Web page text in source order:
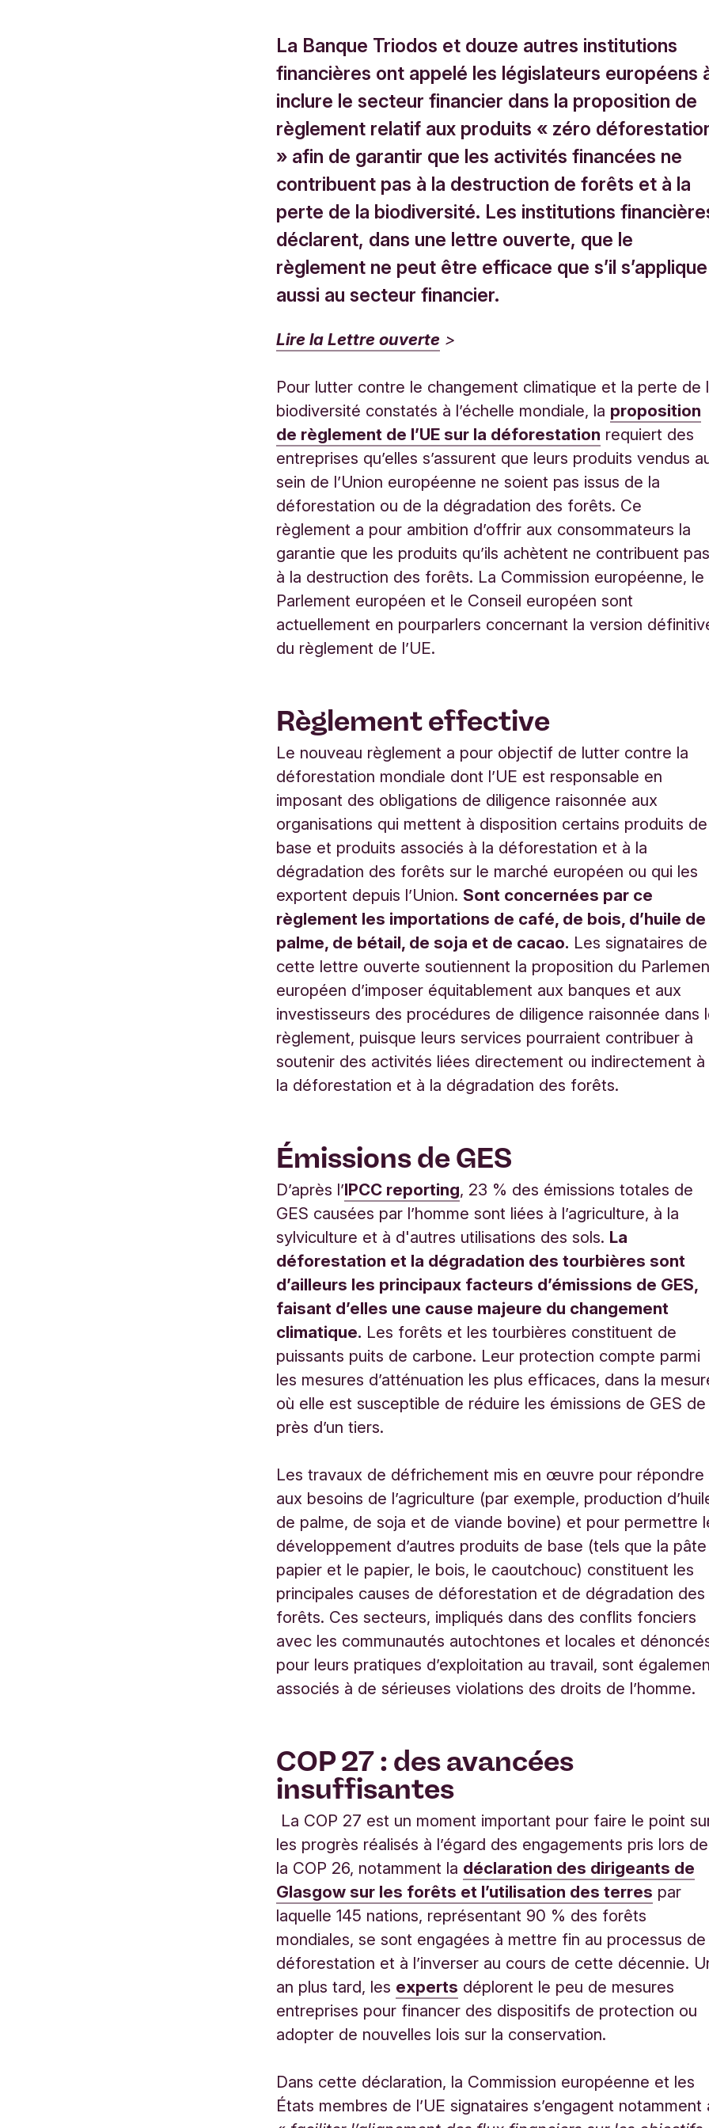
La Banque Triodos et douze autres institutions
financières ont appelé les législateurs européens
inclure le secteur financier dans la proposition de
règlement relatif aux produits « zéro
» afin de garantir que les activités financées ne
contribuent pas à la destruction de forêts et à la
perte de la biodiversité. Les institutions
déclarent, dans une lettre ouverte, que le
règlement ne peut être efficace que s’il s’applique
aussi au secteur financier.
Lire la Lettre ouverte >
Pour lutter contre le changement climatique et la perte de
biodiversité constatés à l’échelle mondiale, la proposition
de règlement de l’UE sur la déforestation requiert des
entreprises qu’elles s’assurent que leurs produits vendus
sein de l’Union européenne ne soient pas issus de la
déforestation ou de la dégradation des forêts. Ce
règlement a pour ambition d’offrir aux consommateurs la
garantie que les produits qu’ils achètent ne contribuent
à la destruction des forêts. La Commission européenne, le
Parlement européen et le Conseil européen sont
actuellement en pourparlers concernant la version
du règlement de l’UE.
Règlement effective
Le nouveau règlement a pour objectif de lutter contre la
déforestation mondiale dont l’UE est responsable en
imposant des obligations de diligence raisonnée aux
organisations qui mettent à disposition certains produits de
base et produits associés à la déforestation et à la
dégradation des forêts sur le marché européen ou qui les
exportent depuis l’Union. Sont concernées par ce
règlement les importations de café, de bois, d’huile de
palme, de bétail, de soja et de cacao. Les signataires de
cette lettre ouverte soutiennent la proposition du
européen d’imposer équitablement aux banques et aux
investisseurs des procédures de diligence raisonnée dans
règlement, puisque leurs services pourraient contribuer à
soutenir des activités liées directement ou indirectement à
la déforestation et à la dégradation des forêts.
Émissions de GES
D’après l’IPCC reporting, 23 % des émissions totales de
GES causées par l’homme sont liées à l’agriculture, à la
sylviculture et à d'autres utilisations des sols. La
déforestation et la dégradation des tourbières sont
d’ailleurs les principaux facteurs d’émissions de GES,
faisant d’elles une cause majeure du changement
climatique. Les forêts et les tourbières constituent de
puissants puits de carbone. Leur protection compte parmi
les mesures d’atténuation les plus efficaces, dans la
où elle est susceptible de réduire les émissions de GES de
près d’un tiers.
Les travaux de défrichement mis en œuvre pour répondre
aux besoins de l’agriculture (par exemple, production
de palme, de soja et de viande bovine) et pour permettre
développement d’autres produits de base (tels que la
papier et le papier, le bois, le caoutchouc) constituent les
principales causes de déforestation et de dégradation des
forêts. Ces secteurs, impliqués dans des conflits fonciers
avec les communautés autochtones et locales et
pour leurs pratiques d’exploitation au travail, sont
associés à de sérieuses violations des droits de l’homme.
COP 27 : des avancées
insuffisantes
La COP 27 est un moment important pour faire le point
les progrès réalisés à l’égard des engagements pris lors de
la COP 26, notamment la déclaration des dirigeants de
Glasgow sur les forêts et l’utilisation des terres par
laquelle 145 nations, représentant 90 % des forêts
mondiales, se sont engagées à mettre fin au processus de
déforestation et à l’inverser au cours de cette décennie.
an plus tard, les experts déplorent le peu de mesures
entreprises pour financer des dispositifs de protection ou
adopter de nouvelles lois sur la conservation.
Dans cette déclaration, la Commission européenne et les
États membres de l’UE signataires s’engagent notamment